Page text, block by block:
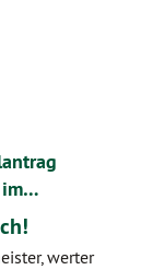
im…
werter